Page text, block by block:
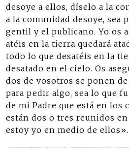
desoye a ellos, díselo a la
a la comunidad desoye, sea
gentil y el publicano. Yo os
atéis en la tierra quedará
todo lo que desatéis en la
desatado en el cielo. Os
dos de vosotros se ponen
para pedir algo, sea lo que
de mi Padre que está en los
están dos o tres reunidos
estoy yo en medio de ellos».